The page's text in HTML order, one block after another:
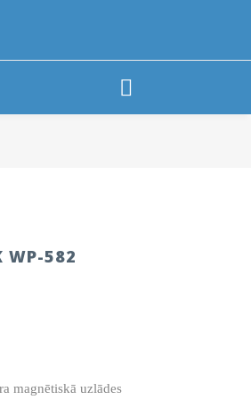
WP-582
magnētiskā uzlādes